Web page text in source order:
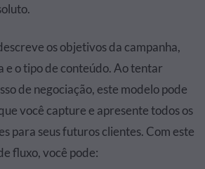
os objetivos da campanha,
e o tipo de conteúdo. Ao tentar
de negociação, este modelo pode
você capture e apresente todos os
para seus futuros clientes. Com este
fluxo, você pode: